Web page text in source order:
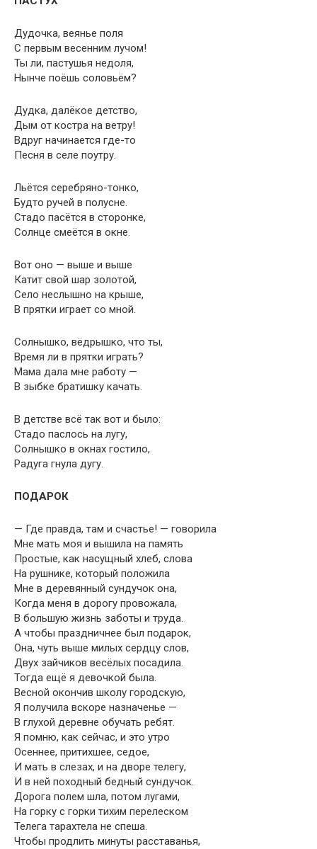
Дудочка, веянье поля
С первым весенним лучом!
Ты ли, пастушья недоля,
Нынче поёшь соловьём?
Дудка, далёкое детство,
Дым от костра на ветру!
Вдруг начинается где-то
Песня в селе поутру.
Льётся серебряно-тонко,
Будто ручей в полусне.
Стадо пасётся в сторонке,
Солнце смеётся в окне.
Вот оно — выше и выше
Катит свой шар золотой,
Село неслышно на крыше,
В прятки играет со мной.
Солнышко, вёдрышко, что ты,
Время ли в прятки играть?
Мама дала мне работу —
В зыбке братишку качать.
В детстве всё так вот и было:
Стадо паслось на лугу,
Солнышко в окнах гостило,
Радуга гнула дугу.
ПОДАРОК
— Где правда, там и счастье! — говорила
Мне мать моя и вышила на память
Простые, как насущный хлеб, слова
На рушнике, который положила
Мне в деревянный сундучок она,
Когда меня в дорогу провожала,
В большую жизнь заботы и труда.
А чтобы праздничнее был подарок,
Она, чуть выше милых сердцу слов,
Двух зайчиков весёлых посадила.
Тогда ещё я девочкой была.
Весной окончив школу городскую,
Я получила вскоре назначенье —
В глухой деревне обучать ребят.
Я помню, как сейчас, и это утро
Осеннее, притихшее, седое,
И мать в слезах, и на дворе телегу,
И в ней походный бедный сундучок.
Дорога полем шла, потом лугами,
На горку с горки тихим перелеском
Телега тарахтела не спеша.
Чтобы продлить минуты расставанья,